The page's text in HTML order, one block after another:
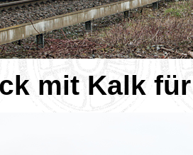
mit Kalk